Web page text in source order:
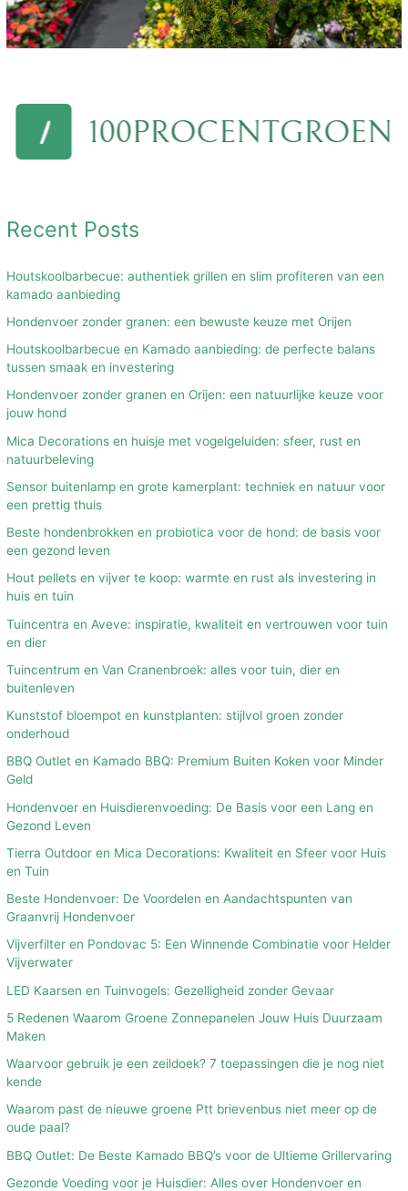
Recent Posts
Houtskoolbarbecue: authentiek grillen en slim profiteren van een
kamado aanbieding
Hondenvoer zonder granen: een bewuste keuze met Orijen
Houtskoolbarbecue en Kamado aanbieding: de perfecte balans
tussen smaak en investering
Hondenvoer zonder granen en Orijen: een natuurlijke keuze voor
jouw hond
Mica Decorations en huisje met vogelgeluiden: sfeer, rust en
natuurbeleving
Sensor buitenlamp en grote kamerplant: techniek en natuur voor
een prettig thuis
Beste hondenbrokken en probiotica voor de hond: de basis voor
een gezond leven
Hout pellets en vijver te koop: warmte en rust als investering in
huis en tuin
Tuincentra en Aveve: inspiratie, kwaliteit en vertrouwen voor tuin
en dier
Tuincentrum en Van Cranenbroek: alles voor tuin, dier en
buitenleven
Kunststof bloempot en kunstplanten: stijlvol groen zonder
onderhoud
BBQ Outlet en Kamado BBQ: Premium Buiten Koken voor Minder
Geld
Hondenvoer en Huisdierenvoeding: De Basis voor een Lang en
Gezond Leven
Tierra Outdoor en Mica Decorations: Kwaliteit en Sfeer voor Huis
en Tuin
Beste Hondenvoer: De Voordelen en Aandachtspunten van
Graanvrij Hondenvoer
Vijverfilter en Pondovac 5: Een Winnende Combinatie voor Helder
Vijverwater
LED Kaarsen en Tuinvogels: Gezelligheid zonder Gevaar
5 Redenen Waarom Groene Zonnepanelen Jouw Huis Duurzaam
Maken
Waarvoor gebruik je een zeildoek? 7 toepassingen die je nog niet
kende
Waarom past de nieuwe groene Ptt brievenbus niet meer op de
oude paal?
BBQ Outlet: De Beste Kamado BBQ’s voor de Ultieme Grillervaring
Gezonde Voeding voor je Huisdier: Alles over Hondenvoer en